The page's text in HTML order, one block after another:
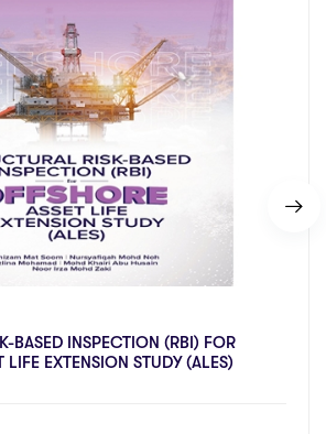
BASED INSPECTION (RBI) FOR
LIFE EXTENSION STUDY (ALES)